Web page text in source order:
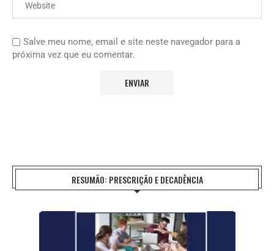
Salve meu nome, email e site neste navegador para a
próxima vez que eu comentar.
RESUMÃO: PRESCRIÇÃO E DECADÊNCIA